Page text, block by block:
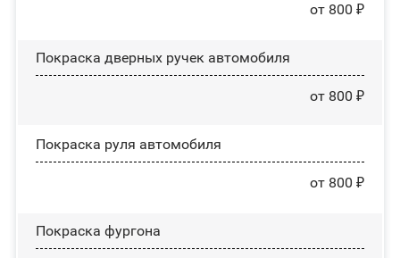
от 800 ₽
Покраска дверных ручек автомобиля
от 800 ₽
Покраска руля автомобиля
от 800 ₽
Покраска фургона